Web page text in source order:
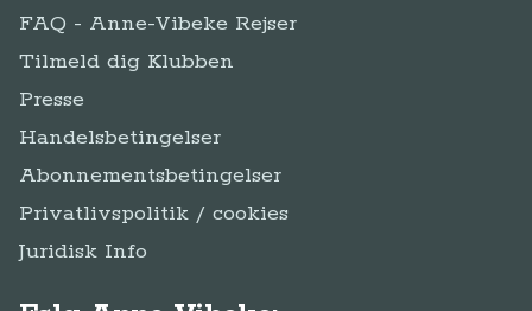
FAQ - Anne-Vibeke Rejser
Tilmeld dig Klubben
Presse
Handelsbetingelser
Abonnementsbetingelser
Privatlivspolitik / cookies
Juridisk Info